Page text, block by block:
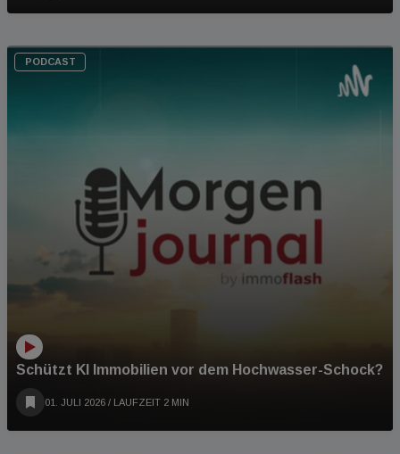
PODCAST
Schützt KI Immobilien vor dem Hochwasser-Schock?
01. JULI 2026 / LAUFZEIT 2 MIN